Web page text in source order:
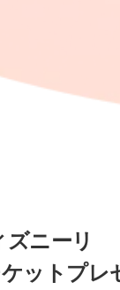
ズニーリ
ットプレ